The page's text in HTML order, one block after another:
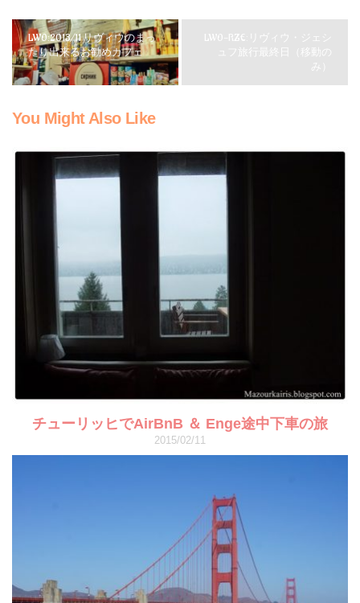
LWO:2013/11 リヴィウのまっ
たり出来るお勧めカフェ
LWO-RZE:リヴィウ・ジェシ
ュフ旅行最終日（移動の
み）
You Might Also Like
チューリッヒでAirBnB ＆ Enge途中下車の旅
2015/02/11